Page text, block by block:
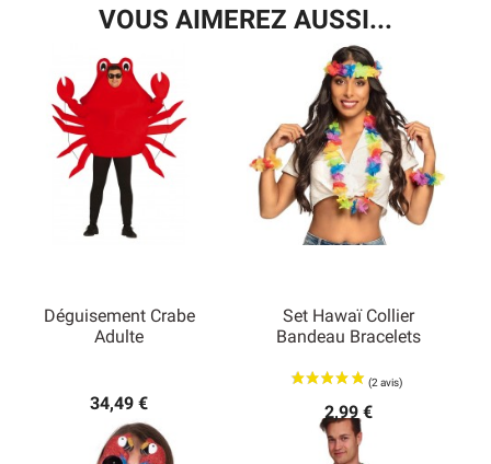
VOUS AIMEREZ AUSSI...
Déguisement Crabe
Adulte
34,49 €
Set Hawaï Collier
Bandeau Bracelets
2,99 €